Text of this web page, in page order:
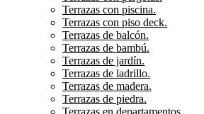
Terrazas con piscina.
Terrazas con piso deck.
Terrazas de balcón.
Terrazas de bambú.
Terrazas de jardín.
Terrazas de ladrillo.
Terrazas de madera.
Terrazas de piedra.
Terrazas en departamentos.